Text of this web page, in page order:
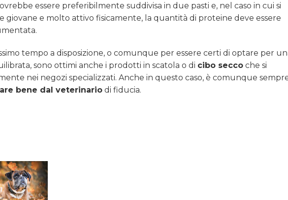
essere preferibilmente suddivisa in due pasti e, nel caso in cui si
giovane e molto attivo fisicamente, la quantità di proteine deve essere
tempo a disposizione, o comunque per essere certi di optare per
sono ottimi anche i prodotti in scatola o di cibo secco che si
nei negozi specializzati. Anche in questo caso, è comunque
bene dal veterinario di fiducia.